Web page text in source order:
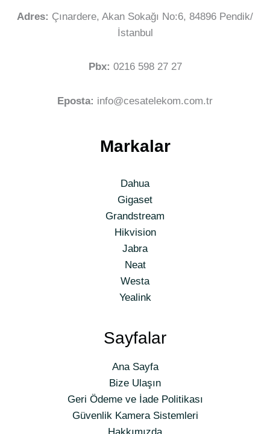
Adres: Çınardere, Akan Sokağı No:6, 84896 Pendik/
İstanbul
Pbx: 0216 598 27 27
Eposta: info@cesatelekom.com.tr
Markalar
Dahua
Gigaset
Grandstream
Hikvision
Jabra
Neat
Westa
Yealink
Sayfalar
Ana Sayfa
Bize Ulaşın
Geri Ödeme ve İade Politikası
Güvenlik Kamera Sistemleri